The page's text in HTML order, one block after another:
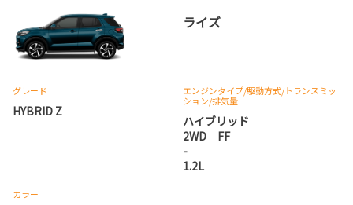
ライズ
グレード
HYBRID Z
エンジンタイプ/駆動方式/トランスミッ
ション/排気量
ハイブリッド
2WD FF
-
1.2L
カラー